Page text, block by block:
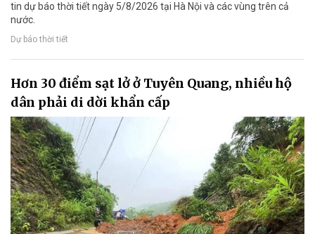
tin dự báo thời tiết ngày 5/8/2026 tại Hà Nội và các vùng trên cả
nước.
Dự báo thời tiết
Hơn 30 điểm sạt lở ở Tuyên Quang, nhiều hộ
dân phải di dời khẩn cấp